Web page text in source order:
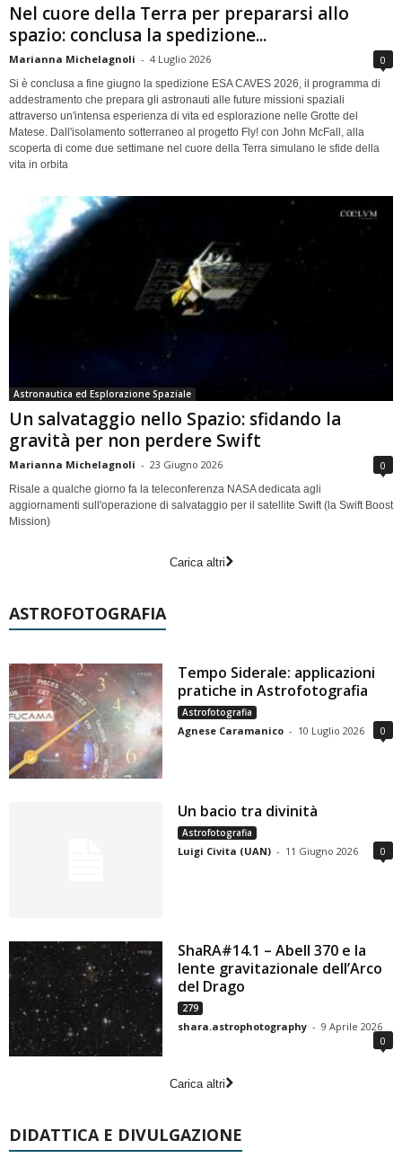
Nel cuore della Terra per prepararsi allo
spazio: conclusa la spedizione...
Marianna Michelagnoli - 4 Luglio 2026 0
Si è conclusa a fine giugno la spedizione ESA CAVES 2026, il programma di
addestramento che prepara gli astronauti alle future missioni spaziali
attraverso un'intensa esperienza di vita ed esplorazione nelle Grotte del
Matese. Dall'isolamento sotterraneo al progetto Fly! con John McFall, alla
scoperta di come due settimane nel cuore della Terra simulano le sfide della
vita in orbita
Astronautica ed Esplorazione Spaziale
Un salvataggio nello Spazio: sfidando la
gravità per non perdere Swift
Marianna Michelagnoli - 23 Giugno 2026 0
Risale a qualche giorno fa la teleconferenza NASA dedicata agli
aggiornamenti sull'operazione di salvataggio per il satellite Swift (la Swift Boost
Mission)
Carica altri
ASTROFOTOGRAFIA
Tempo Siderale: applicazioni
pratiche in Astrofotografia
Astrofotografia
Agnese Caramanico - 10 Luglio 2026 0
Un bacio tra divinità
Astrofotografia
Luigi Civita (UAN) - 11 Giugno 2026 0
ShaRA#14.1 – Abell 370 e la
lente gravitazionale dell’Arco
del Drago
279
shara.astrophotography - 9 Aprile 2026
0
Carica altri
DIDATTICA E DIVULGAZIONE